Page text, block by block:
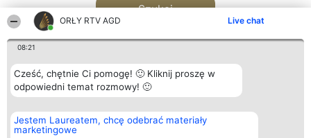
ORŁY RTV AGD Live chat
08:21
Cześć, chętnie Ci pomogę! 🙂 Kliknij proszę w
odpowiedni temat rozmowy! 🙂
Jestem Laureatem, chcę odebrać materiały
marketingowe
Szukaj
Organizator plebiscytu
Bright Side Solutions sp. z o.
o. sp. k.
Plebiscyt
Laureaci
Kontakt
Kontakt